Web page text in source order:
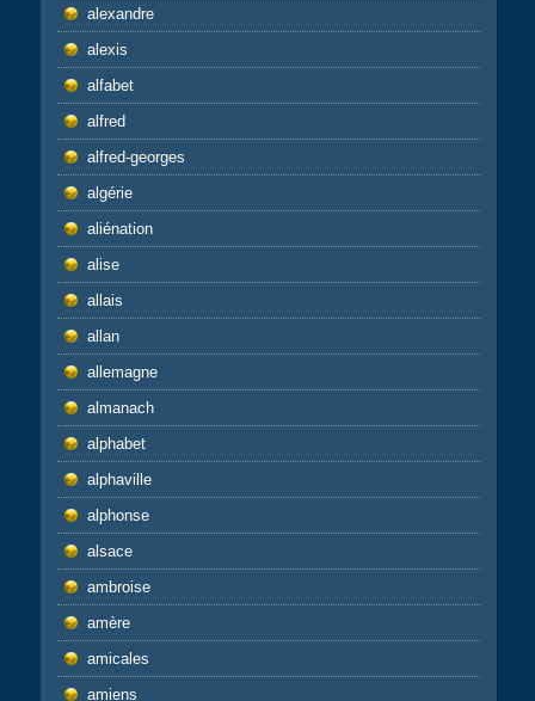
alexandre
alexis
alfabet
alfred
alfred-georges
algérie
aliénation
alise
allais
allan
allemagne
almanach
alphabet
alphaville
alphonse
alsace
ambroise
amère
amicales
amiens